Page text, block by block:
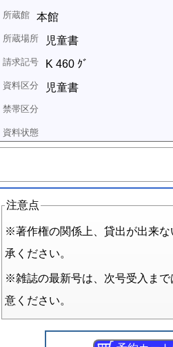
本館
児童書
K 460 ｸﾞ
児童書
注意点
※著作権の関係上、貸出が出来な
承ください。
※雑誌の最新号は、次号受入ま
意ください。